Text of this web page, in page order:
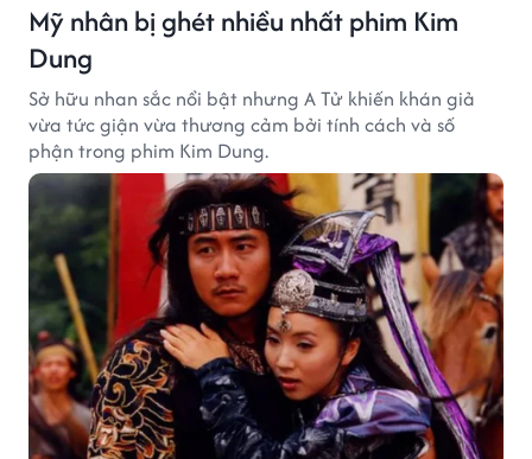
Mỹ nhân bị ghét nhiều nhất phim Kim
Dung
Sở hữu nhan sắc nổi bật nhưng A Tử khiến khán giả
vừa tức giận vừa thương cảm bởi tính cách và số
phận trong phim Kim Dung.